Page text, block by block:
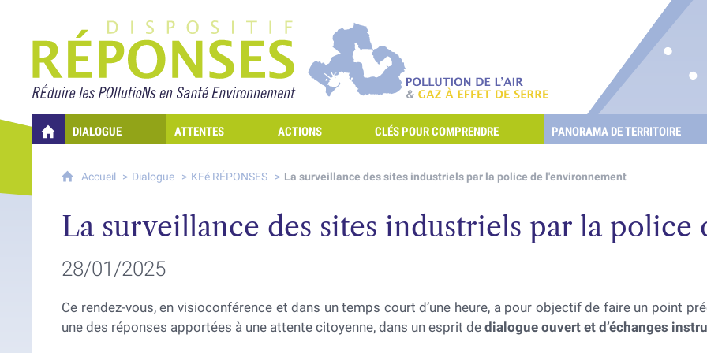
Projet Réponses - Réduire les POllutioNs en Santé Environnement
Pollution de l'air & gaz à effet de serre
QUELLES RÉPONSES À MES PRÉOCCUPATIONS SUR LA POLLUTION DE L'AIR ET LES GAZ À EFFET DE SERRE ?
DIALOGUE ATTENTES ACTIONS CLÉS POUR COMPRENDRE PANORAMA DE TERRITOIRE
Accueil Dialogue KFé RÉPONSES La surveillance des sites industriels par la police de l'environnement
La surveillance des sites industriels par la
28/01/2025
Ce rendez-vous, en visioconférence et dans un temps court d’une heure, a pour objectif de faire un point
une des réponses apportées à une attente citoyenne, dans un esprit dedialogue ouvert et d’échanges